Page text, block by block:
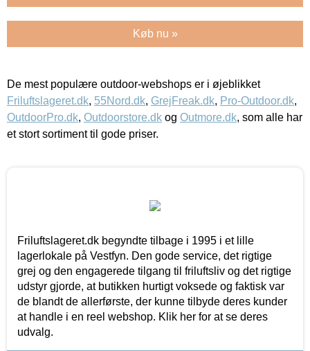
Køb nu »
De mest populære outdoor-webshops er i øjeblikket
Friluftslageret.dk, 55Nord.dk, GrejFreak.dk, Pro-Outdoor.dk,
OutdoorPro.dk, Outdoorstore.dk og Outmore.dk, som alle har
et stort sortiment til gode priser.
Friluftslageret.dk begyndte tilbage i 1995 i et lille
lagerlokale på Vestfyn. Den gode service, det rigtige
grej og den engagerede tilgang til friluftsliv og det rigtige
udstyr gjorde, at butikken hurtigt voksede og faktisk var
de blandt de allerførste, der kunne tilbyde deres kunder
at handle i en reel webshop. Klik her for at se deres
udvalg.